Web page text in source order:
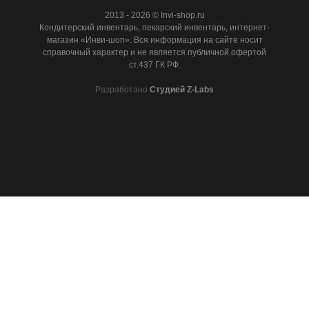
2013 - 2026 © Invi-shop.ru
Кондитерский инвентарь, пекарский инвентарь, интернет-
магазин «Инви-шоп». Вся информация на сайте носит
справочный характер и не является публичной офертой
ст.437 ГК РФ.
Разработано Студией Z-Labs